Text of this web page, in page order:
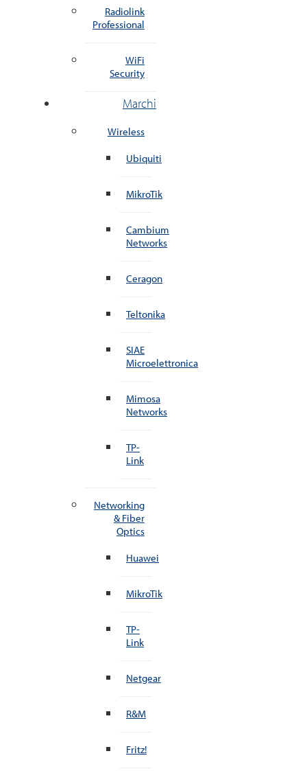
Radiolink
Professional
WiFi
Security
Marchi
Wireless
Ubiquiti
MikroTik
Cambium
Networks
Ceragon
Teltonika
SIAE
Microelettronica
Mimosa
Networks
TP-
Link
Networking
& Fiber
Optics
Huawei
MikroTik
TP-
Link
Netgear
R&M
Fritz!